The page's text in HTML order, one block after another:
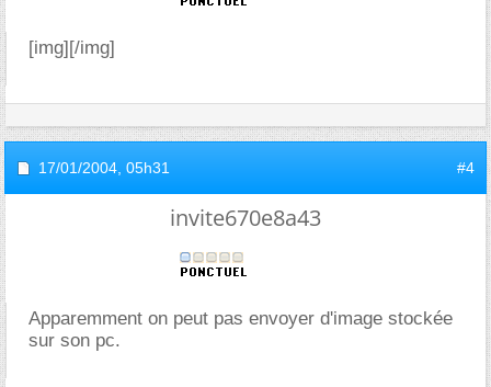
[img][/img]
17/01/2004, 05h31 #4
invite670e8a43
Apparemment on peut pas envoyer d'image stockée
sur son pc.